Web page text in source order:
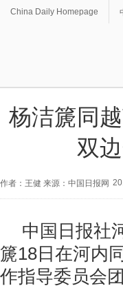
China Daily Homepage
杨洁篪同
双
作者：王健 来源：中国日报网
中国日报社
篪18日在河内同
作指导委员会